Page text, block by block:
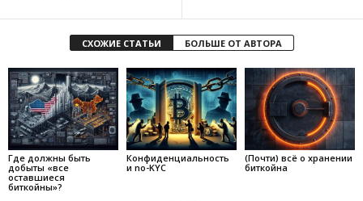
СХОЖИЕ СТАТЬИ БОЛЬШЕ ОТ АВТОРА
Где должны быть
добыты «все
оставшиеся
биткойны»?
Конфиденциальность
и no-KYC
(Почти) всё о хранении
биткойна